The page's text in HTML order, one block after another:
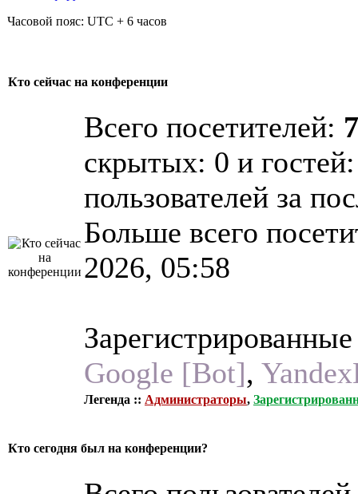
Часовой пояс: UTC + 6 часов
Кто сейчас на конференции
Всего посетителей: 7
скрытых: 0 и
пользователей за
Больше всего
2026, 05:58
Google [Bot],
Легенда :: Администраторы,
Кто сегодня был на конференции?